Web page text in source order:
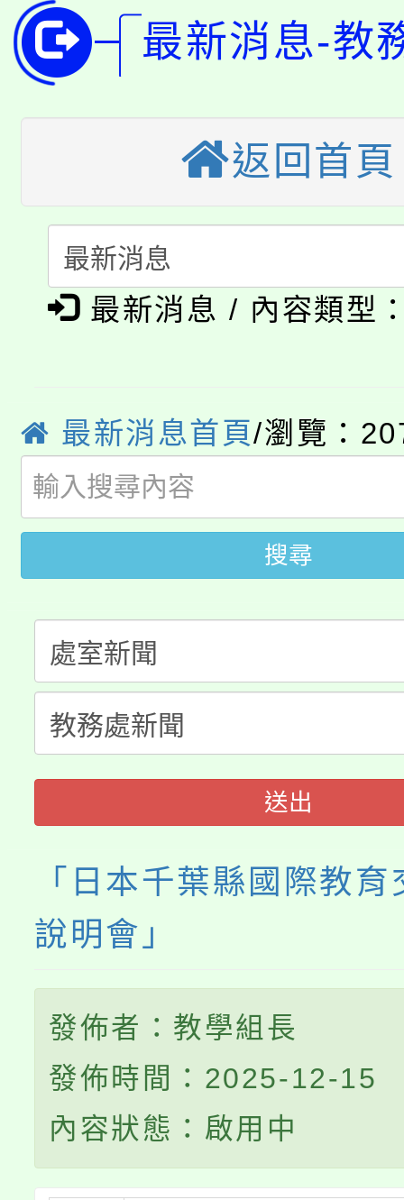
開!
115年桃園市運動會8/
田徑場及游泳池舉行。
桃園市低收入戶享有免
視費優惠，中低收入戶
半價優惠，詳情可洽有
者。
大園自造教育及科技中
份教師增能研習
大溪自造教育及科技
份教師研習
淨零綠生活教案入校路
會
115年食農教育專業人
程
「本色祭」8/29、30在
局官網。
8月14至27日，桃園電
開!
115年桃園市運動會8/
田徑場及游泳池舉行。
桃園市低收入戶享有免
視費優惠，中低收入戶
半價優惠，詳情可洽有
者。
大園自造教育及科技中
份教師增能研習
大溪自造教育及科技中
份教師研習
淨零綠生活教案入校路
會
115年食農教育專業人
程
最新消息-教
返回首頁
最新消息 / 內容類型
最新消息首頁/瀏覽：
搜尋
送出
「日本千葉縣國際教
說明會」
發佈者：教學組長
發佈時間：2025-12-15
內容狀態：啟用中